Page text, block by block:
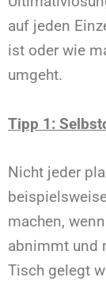
auf jeden
ist oder wie
umgeht.
Tipp 1:
Nicht jeder
machen,
abnimmt und
Tisch gelegt